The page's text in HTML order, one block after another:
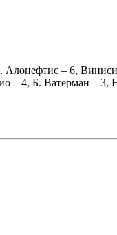
Алонефтис – 6,
– 4, Б. Ватерман – 3,